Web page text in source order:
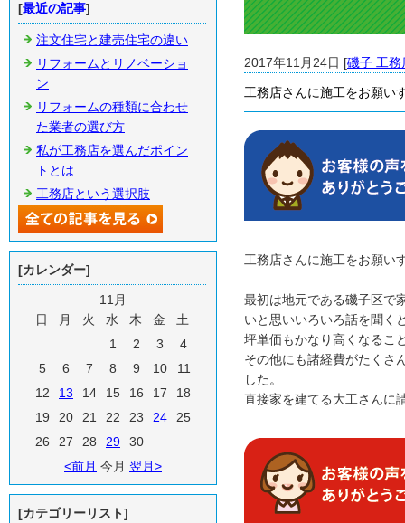
2017年11月24日 [磯子 工務
工務店さんに施工をお願い
工務店さんに施工をお願い
最初は地元である磯子区で
いと思いいろいろ話を聞く
坪単価もかなり高くなるこ
その他にも諸経費がたくさ
した。
直接家を建てる大工さんに
[最近の記事]
注文住宅と建売住宅の違い
リフォームとリノベーショ
ン
リフォームの種類に合わせ
た業者の選び方
私が工務店を選んだポイン
トとは
工務店という選択肢
[カレンダー]
11月
日
月 火 水 木 金
土
1
2 3
4
5
6 7 8 9 10
11
12
13 14 15 16 17
18
19
20 21 22 23 24
25
26
27 28 29
30
<前月 今月 翌月>
[カテゴリーリスト]